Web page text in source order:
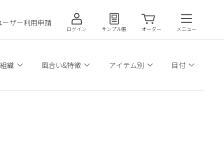
ーザー利用申請
ログイン サンプル帳 オーダー メニュー
織 風合い&特徴 アイテム別 目付